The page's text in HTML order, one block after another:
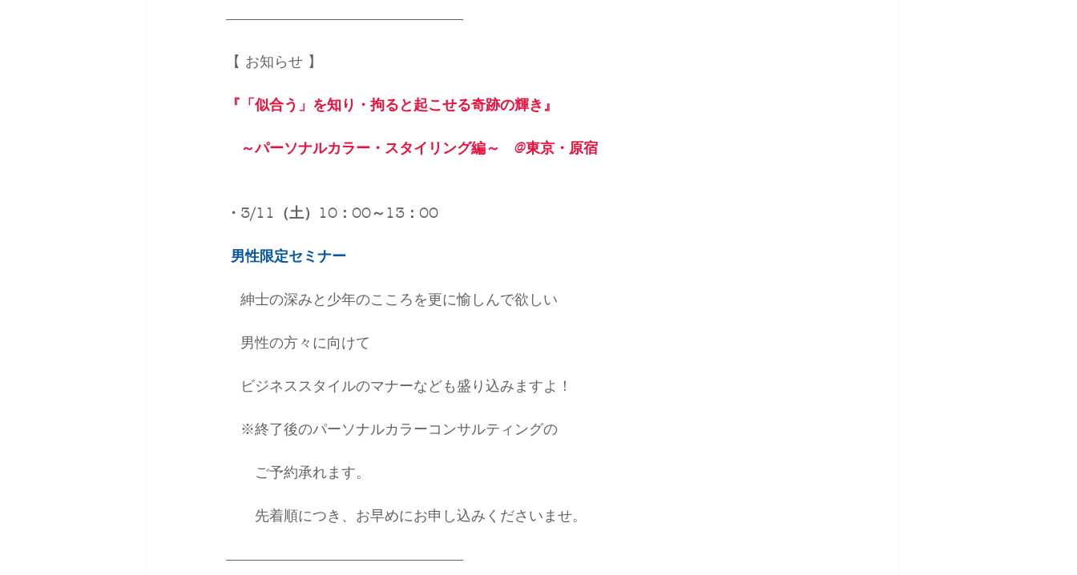
--------------------------------------------------------------------------
【 お知らせ 】
『「似合う」を知り・拘ると起こせる奇跡の輝き』
～パーソナルカラー・スタイリング編～　@東京・原宿
・3/11（土）10：00～13：00
男性限定セミナー
紳士の深みと少年のこころを更に愉しんで欲しい
男性の方々に向けて
ビジネススタイルのマナーなども盛り込みますよ！
※終了後のパーソナルカラーコンサルティングの
ご予約承れます。
先着順につき、お早めにお申し込みくださいませ。
--------------------------------------------------------------------------